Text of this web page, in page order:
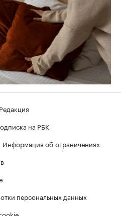
Редакция
на РБК
Информация об ограничениях
персональных данных